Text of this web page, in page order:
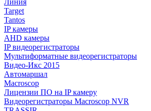
Линия
Target
Tantos
IP камеры
AHD камеры
IP видеорегистраторы
Мультиформатные видеорегистраторы
Видео-Икс 2015
Автомаршал
Macroscop
Лицензии ПО на IP камеру
Видеорегистраторы Macroscop NVR